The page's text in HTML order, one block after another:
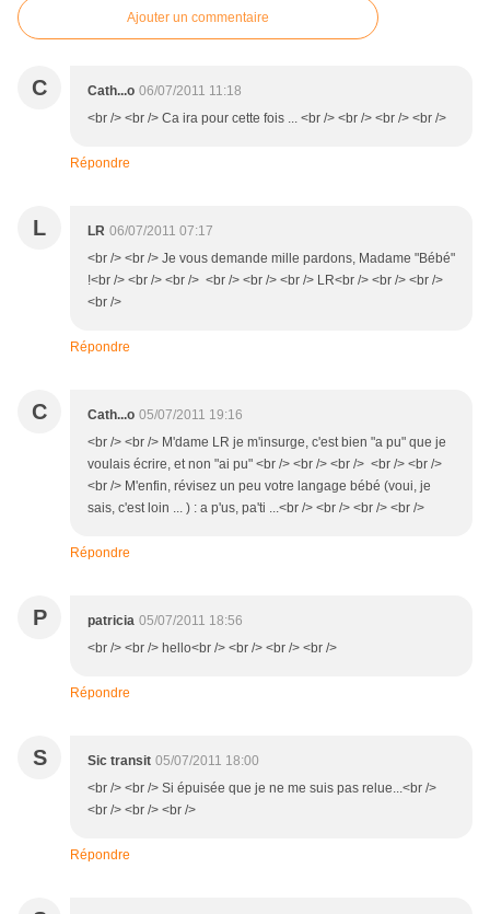
Ajouter un commentaire
C Cath...o 06/07/2011 11:18
<br /> <br /> Ca ira pour cette fois ... <br /> <br /> <br /> <br />
Répondre
L LR 06/07/2011 07:17
<br /> <br /> Je vous demande mille pardons, Madame "Bébé"
!<br /> <br /> <br /> <br /> <br /> <br /> LR<br /> <br /> <br />
<br />
Répondre
C Cath...o 05/07/2011 19:16
<br /> <br /> M'dame LR je m'insurge, c'est bien "a pu" que je
voulais écrire, et non "ai pu" <br /> <br /> <br /> <br /> <br />
<br /> M'enfin, révisez un peu votre langage bébé (voui, je
sais, c'est loin ... ) : a p'us, pa'ti ...<br /> <br /> <br /> <br />
Répondre
P patricia 05/07/2011 18:56
<br /> <br /> hello<br /> <br /> <br /> <br />
Répondre
S Sic transit 05/07/2011 18:00
<br /> <br /> Si épuisée que je ne me suis pas relue...<br />
<br /> <br /> <br />
Répondre